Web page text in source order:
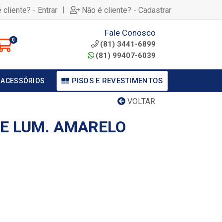
cliente? - Entrar | Não é cliente? - Cadastrar
0
Fale Conosco
(81) 3441-6899
(81) 99407-6039
PISOS E REVESTIMENTOS
VOLTAR
LUM. AMARELO